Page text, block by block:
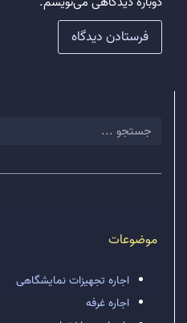
موضوعات
اجاره تجهیزات نمایشگاهی
اجاره غرفه